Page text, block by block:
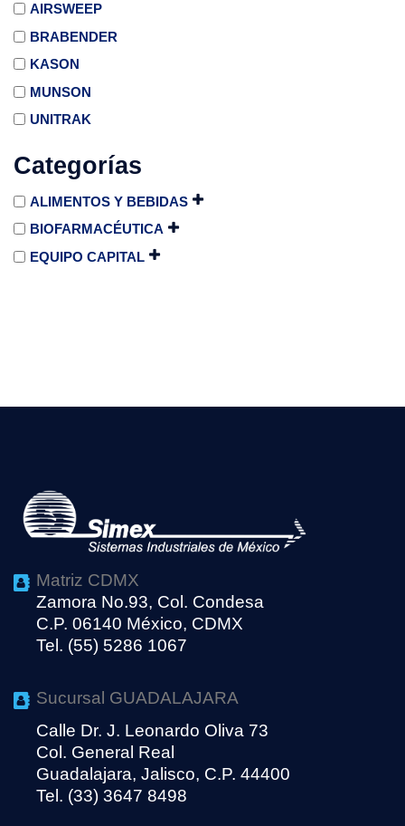
AIRSWEEP
BRABENDER
KASON
MUNSON
UNITRAK
Categorías
ALIMENTOS Y BEBIDAS
BIOFARMACÉUTICA
EQUIPO CAPITAL
Matriz CDMX
Zamora No.93, Col. Condesa
C.P. 06140 México, CDMX
Tel. (55) 5286 1067
Sucursal GUADALAJARA
Calle Dr. J. Leonardo Oliva 73
Col. General Real
Guadalajara, Jalisco, C.P. 44400
Tel. (33) 3647 8498